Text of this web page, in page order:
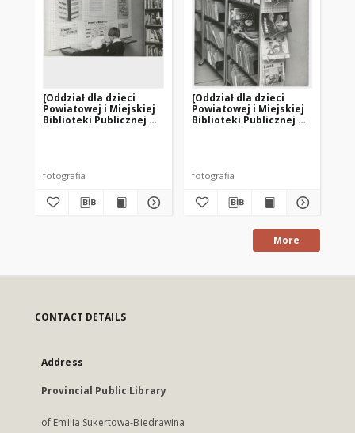
[Oddział dla dzieci
Powiatowej i Miejskiej
Biblioteki Publicznej w
fotografia
[Oddział dla dzieci
Powiatowej i Miejskiej
Biblioteki Publicznej w
fotografia
More
CONTACT DETAILS
Address
Provincial Public Library
of Emilia Sukertowa-Biedrawina